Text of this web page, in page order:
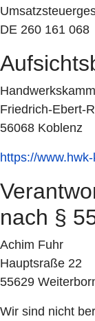
DE 260 161 068
Friedrich-Ebert-
56068 Koblenz
https://
nach §
Achim Fuhr
Hauptsraße 22
55629
Wir sind nicht